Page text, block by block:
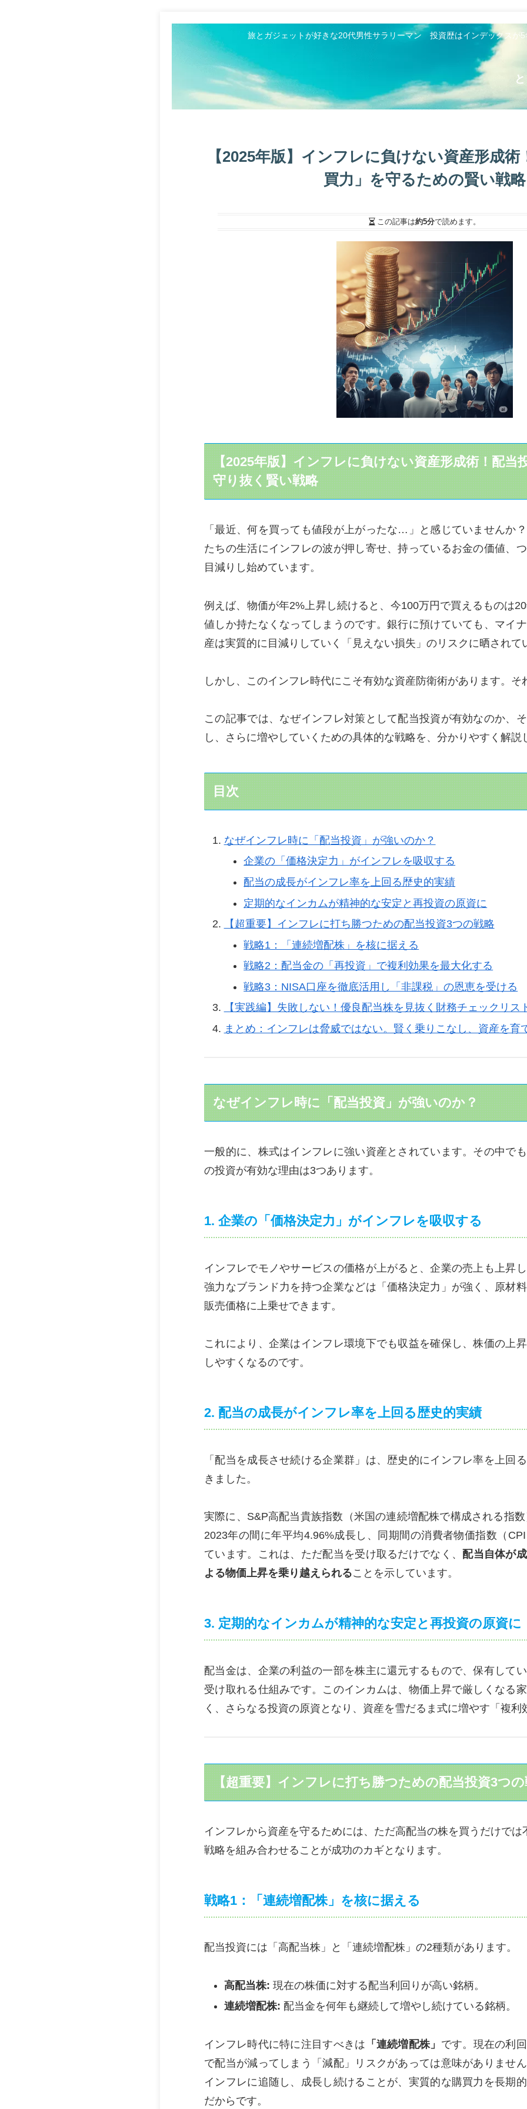
旅とガジェットが好きな20代男性サラリーマン 投資歴はインデックスが
【2025年版】インフレに負けない資産形成
買力」を守るための賢い戦略
この記事は約5分で読めます。
【2025年版】インフレに負けない資産形成術！配当
守り抜く賢い戦略
「最近、何を買っても値段が上がったな…」と感じていませんか
たちの生活にインフレの波が押し寄せ、持っているお金の価値、
目減りし始めています。
例えば、物価が年2%上昇し続けると、今100万円で買えるものは
値しか持たなくなってしまうのです。銀行に預けていても、マイ
産は実質的に目減りしていく「見えない損失」のリスクに晒されて
しかし、このインフレ時代にこそ有効な資産防衛術があります。そ
この記事では、なぜインフレ対策として配当投資が有効なのか、
し、さらに増やしていくための具体的な戦略を、分かりやすく解説
目次
なぜインフレ時に「配当投資」が強いのか？
企業の「価格決定力」がインフレを吸収する
配当の成長がインフレ率を上回る歴史的実績
定期的なインカムが精神的な安定と再投資の原資に
【超重要】インフレに打ち勝つための配当投資3つの戦略
戦略1：「連続増配株」を核に据える
戦略2：配当金の「再投資」で複利効果を最大化する
戦略3：NISA口座を徹底活用し「非課税」の恩恵を受ける
【実践編】失敗しない！優良配当株を見抜く財務チェックリス
まとめ：インフレは脅威ではない。賢く乗りこなし、資産を育
なぜインフレ時に「配当投資」が強いのか？
一般的に、株式はインフレに強い資産とされています。その中で
の投資が有効な理由は3つあります。
1. 企業の「価格決定力」がインフレを吸収する
インフレでモノやサービスの価格が上がると、企業の売上も上昇
強力なブランド力を持つ企業などは「価格決定力」が強く、原材
販売価格に上乗せできます。
これにより、企業はインフレ環境下でも収益を確保し、株価の上
しやすくなるのです。
2. 配当の成長がインフレ率を上回る歴史的実績
「配当を成長させ続ける企業群」は、歴史的にインフレ率を上回
きました。
実際に、S&P高配当貴族指数（米国の連続増配株で構成される指
2023年の間に年平均4.96%成長し、同期間の消費者物価指数（
ています。これは、ただ配当を受け取るだけでなく、 配当自体が
よる物価上昇を乗り越えられることを示しています。
3. 定期的なインカムが精神的な安定と再投資の原資に
配当金は、企業の利益の一部を株主に還元するもので、保有して
受け取れる仕組みです。このインカムは、物価上昇で厳しくなる
く、さらなる投資の原資となり、資産を雪だるま式に増やす「複利
【超重要】インフレに打ち勝つための配当投資3つ
インフレから資産を守るためには、ただ高配当の株を買うだけで
戦略を組み合わせることが成功のカギとなります。
戦略1：「連続増配株」を核に据える
配当投資には「高配当株」と「連続増配株」の2種類があります。
高配当株: 現在の株価に対する配当利回りが高い銘柄。
連続増配株: 配当金を何年も継続して増やし続けている銘柄。
インフレ時代に特に注目すべきは 「連続増配株」 です。現在の利
で配当が減ってしまう「減配」リスクがあっては意味がありませ
インフレに追随し、成長し続けることが、実質的な購買力を長期
だからです。